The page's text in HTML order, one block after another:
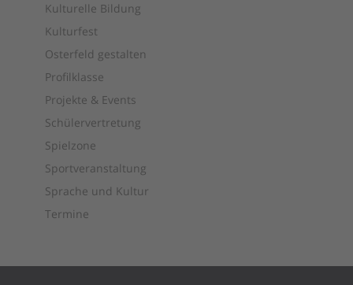
Kulturelle Bildung
Kulturfest
Osterfeld gestalten
Profilklasse
Projekte & Events
Schülervertretung
Spielzone
Sportveranstaltung
Sprache und Kultur
Termine